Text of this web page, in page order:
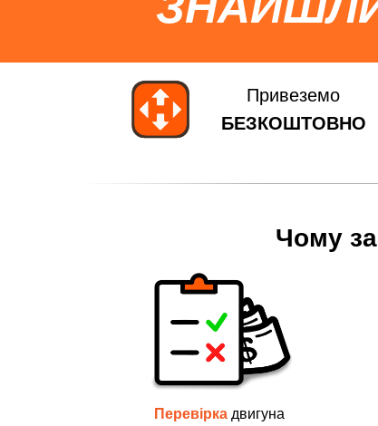
Привеземо
БЕЗКОШТОВНО
Чому
Перевірка двигуна